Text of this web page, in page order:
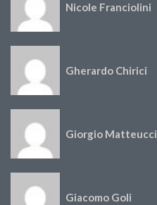
Nicole Franciolini
Gherardo Chirici
Giorgio Matteucci
Giacomo Goli